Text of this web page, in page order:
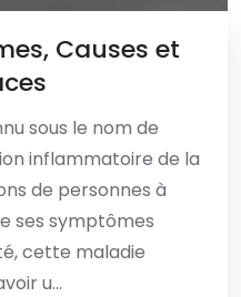
Causes et
sous le nom de
inflammatoire de la
de personnes à
ses symptômes
cette maladie
u...